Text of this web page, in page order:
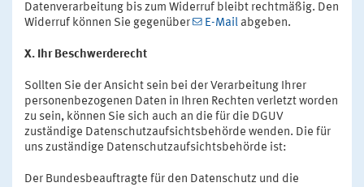
Datenverarbeitung bis zum Widerruf bleibt rechtmäßig. Den
Widerruf können Sie gegenüber
E-Mail abgeben.
X. Ihr Beschwerderecht
Sollten Sie der Ansicht sein bei der Verarbeitung Ihrer
personenbezogenen Daten in Ihren Rechten verletzt worden
zu sein, können Sie sich auch an die für die DGUV
zuständige Datenschutzaufsichtsbehörde wenden. Die für
uns zuständige Datenschutzaufsichtsbehörde ist:
Der Bundesbeauftragte für den Datenschutz und die